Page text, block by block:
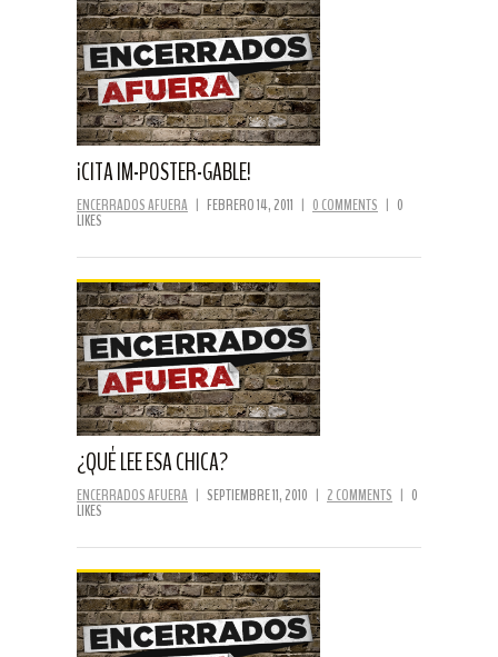
¡CITA IM-POSTER-GABLE!
ENCERRADOS AFUERA | FEBRERO 14, 2011 | 0 COMMENTS | 0
LIKES
¿QUÉ LEE ESA CHICA?
ENCERRADOS AFUERA | SEPTIEMBRE 11, 2010 | 2 COMMENTS | 0
LIKES